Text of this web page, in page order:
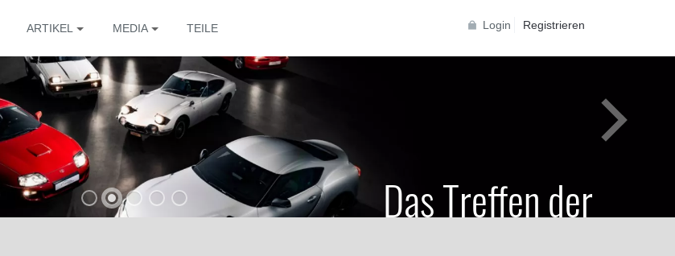
Login Registrieren
ARTIKEL MEDIA TEILE
Das Treffen der